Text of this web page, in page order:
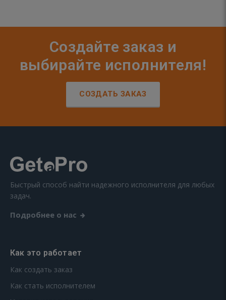
Создайте заказ и
выбирайте исполнителя!
СОЗДАТЬ ЗАКАЗ
Быстрый способ найти надежного исполнителя для любых
задач.
Подробнее о нас
Как это работает
Как создать заказ
Как стать исполнителем